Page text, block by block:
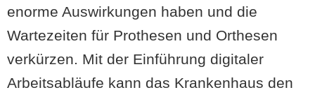
enorme Auswirkungen haben und die
Wartezeiten für Prothesen und Orthesen
verkürzen. Mit der Einführung digitaler
Arbeitsabläufe kann das Krankenhaus den